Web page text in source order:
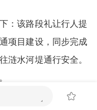
：该路段礼让行人提
项目建设，同步完成
涟水河堤通行安全。
市公安局交通管理大队